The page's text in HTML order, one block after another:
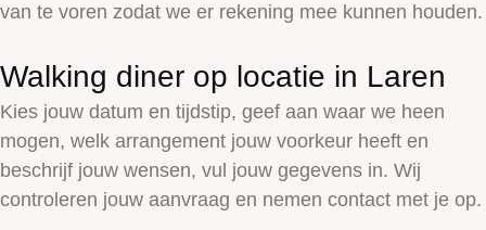
van te voren zodat we er rekening mee kunnen houden.
Walking diner op locatie in Laren
Kies jouw datum en tijdstip, geef aan waar we heen
mogen, welk arrangement jouw voorkeur heeft en
beschrijf jouw wensen, vul jouw gegevens in. Wij
controleren jouw aanvraag en nemen contact met je op.